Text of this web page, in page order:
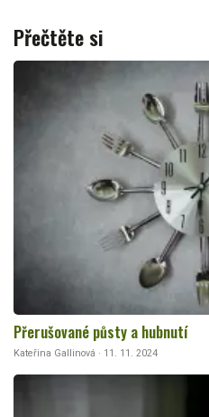
Přečtěte si
Přerušované půsty a hubnutí
Kateřina Gallinová · 11. 11. 2024